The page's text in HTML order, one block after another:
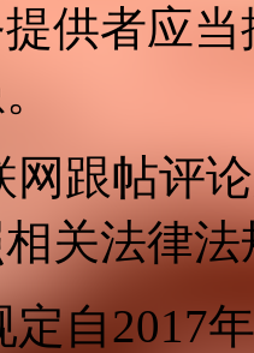
供者应
网跟帖评
关法律
自2017